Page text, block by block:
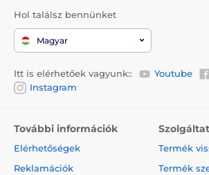
Hol találsz bennünket
Magyar
Itt is elérhetőek vagyunk:: Youtube
Instagram
További információk
Elérhetőségek
Reklamációk
Termék
Termék